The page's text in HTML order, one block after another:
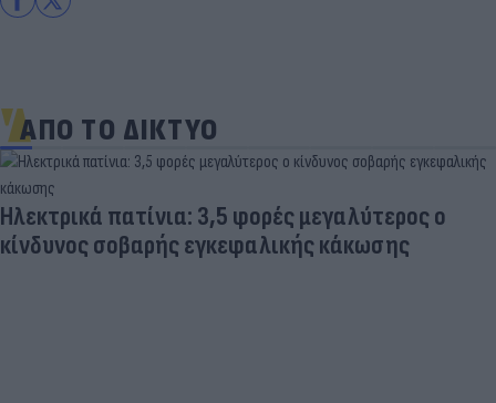
ΑΠΟ ΤΟ ΔΙΚΤΥΟ
Ηλεκτρικά πατίνια: 3,5 φορές μεγαλύτερος ο
κίνδυνος σοβαρής εγκεφαλικής κάκωσης